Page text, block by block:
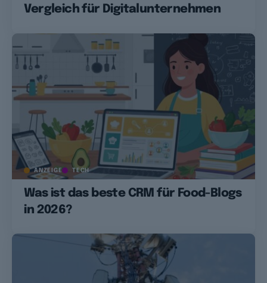
Vergleich für Digitalunternehmen
ANZEIGE TECH
Was ist das beste CRM für Food-Blogs
in 2026?